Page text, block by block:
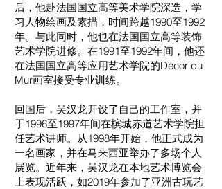
后，他赴法国国立高等美术学院深造，学
习人物绘画及素描，时间跨越1990至1992
年。与此同时，他也在法国国立高等装饰
艺术学院进修。在1991至1992年间，他还
在法国国立高等应用艺术学院的Décor du
Mur画室接受专业训练。
回国后，吴汉龙开设了自己的工作室，并
于1996至1997年间在槟城赤道艺术学院担
任艺术讲师。从1998年开始，他正式成为
一名画家，并在马来西亚举办了多场个人
展览。近年来，吴汉龙在本地艺术博览会
上表现活跃，如2019年参加了亚洲古玩艺